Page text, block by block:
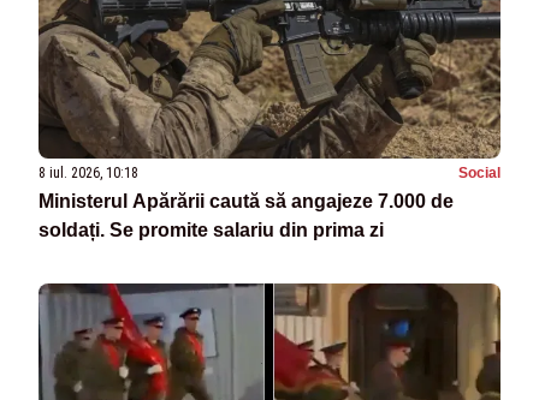
8 iul. 2026, 10:18 Social
Ministerul Apărării caută să angajeze 7.000 de
soldați. Se promite salariu din prima zi